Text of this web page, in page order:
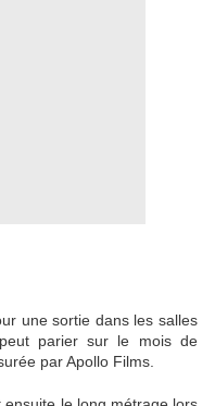
une sortie dans les salles
parier sur le mois de
par Apollo Films.